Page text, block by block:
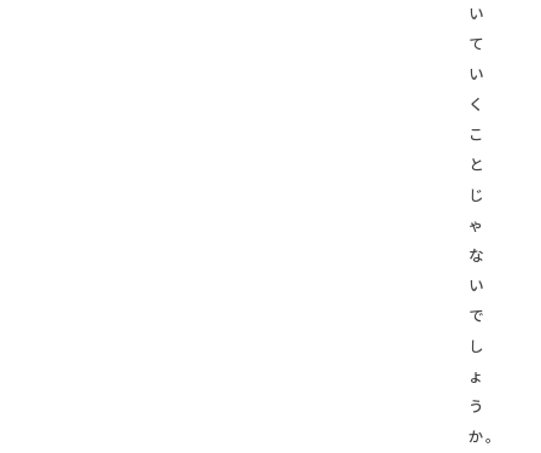
い
て
い
く
こ
と
じ
ゃ
な
い
で
し
ょ
う
か。